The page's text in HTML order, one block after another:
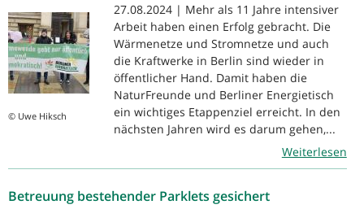
© Uwe Hiksch
27.08.2024 | Mehr als 11 Jahre intensiver
Arbeit haben einen Erfolg gebracht. Die
Wärmenetze und Stromnetze und auch
die Kraftwerke in Berlin sind wieder in
öffentlicher Hand. Damit haben die
NaturFreunde und Berliner Energietisch
ein wichtiges Etappenziel erreicht. In den
nächsten Jahren wird es darum gehen,...
Weiterlesen
Betreuung bestehender Parklets gesichert